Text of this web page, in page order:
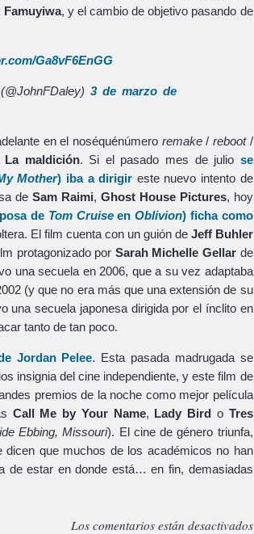
Famuyiwa, y el cambio de objetivo pasando de
Ga8vF6EnGG
3 de marzo de
en el noséquénúmero remake/ reboot/
La maldición. Si el pasado mes de julio se
Mother) iba a dirigir este nuevo intento de
deSam Raimi, Ghost House Pictures, hoy
de Tom CruiseenOblivion) ficha como
El film cuenta con un guión de Jeff Buhler
protagonizado por Sarah Michelle Gellar de
una secuela en 2006, que a su vez adaptaba
(y que no era más que una extensión de su
una secuela japonesa dirigida por el ínclito en
tanto de tan poco.
Jordan Pelee. Esta pasada madrugada se
insignia del cine independiente, y este film de
premios de la noche como mejor película
Call Me by Your Name, Lady Bird o Tres
Ebbing, Missouri). El cine de género triunfa,
que muchos de los académicos no han
de estar en donde está… en fin, demasiadas
Los comentarios están desactivados